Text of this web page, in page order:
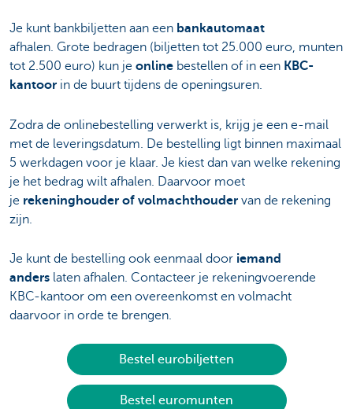
Je kunt bankbiljetten aan een bankautomaat
afhalen. Grote bedragen (biljetten tot 25.000 euro, munten
tot 2.500 euro) kun je online bestellen of in een KBC-
kantoor in de buurt tijdens de openingsuren.
Zodra de onlinebestelling verwerkt is, krijg je een e-mail
met de leveringsdatum. De bestelling ligt binnen maximaal
5 werkdagen voor je klaar. Je kiest dan van welke rekening
je het bedrag wilt afhalen. Daarvoor moet
je rekeninghouder of volmachthouder van de rekening
zijn.
Je kunt de bestelling ook eenmaal door iemand
anders laten afhalen. Contacteer je rekeningvoerende
KBC-kantoor om een overeenkomst en volmacht
daarvoor in orde te brengen.
Bestel eurobiljetten
Bestel euromunten